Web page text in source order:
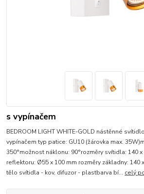
s vypínačem
BEDROOM LIGHT WHITE-GOLD nástěnné
vypínačem typ patice: GU10 (žárovka max.
350°možnost náklonu: 90°rozměry svítidla: 140
reflektoru: Ø55 x 100 mm rozměry základny: 140
tělo svítidla - kov, difuzor - plastbarva bí... celý